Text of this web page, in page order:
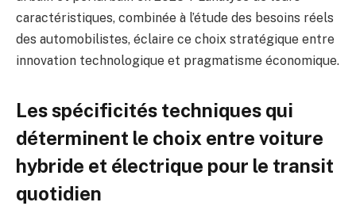
caractéristiques, combinée à l’étude des besoins réels
des automobilistes, éclaire ce choix stratégique entre
innovation technologique et pragmatisme économique.
Les spécificités techniques qui
déterminent le choix entre voiture
hybride et électrique pour le transit
quotidien